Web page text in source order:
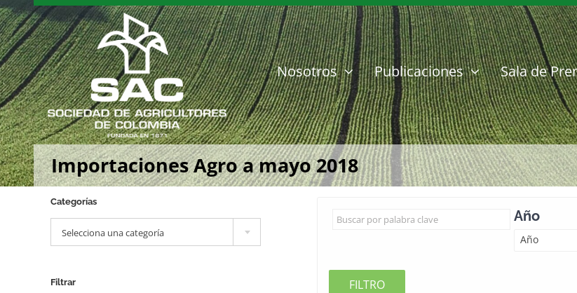
Saltar
al
contenido
Nosotros Publicaciones Sala de
Importaciones Agro a mayo 2018
Año
Año
FILTRO
Categorías
Selecciona una categoría
Filtrar